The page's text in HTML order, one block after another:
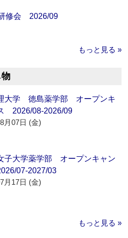
修会 2026/09
もっと見る »
大学 徳島薬学部 オープンキ
2026/08-2026/09
月07日 (金)
子大学薬学部 オープンキャン
07-2027/03
月17日 (金)
もっと見る »